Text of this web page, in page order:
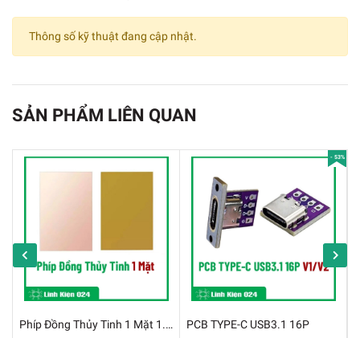
Bảng Kẹp Mạch Điện Tử Best
Thông Số Kĩ Thuật Của Bange Kẹp Mạch Điện
✔️ Màu sắc: Màu xanh
✔️Kích thước: 12x8 cm
✔️Trọng lượng của bảng kẹp mạch Best: 150g
Thông số kỹ thuật đang cập nhật.
SẢN PHẨM LIÊN QUAN
Phíp Đồng Thủy Tinh 1 Mặt 1.6mm Nhiều Kích Thước
- 53%
PCB TYPE-C USB3.1 16P